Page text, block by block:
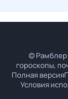
© Рамблер
гороскопы,
Полная версия
Условия